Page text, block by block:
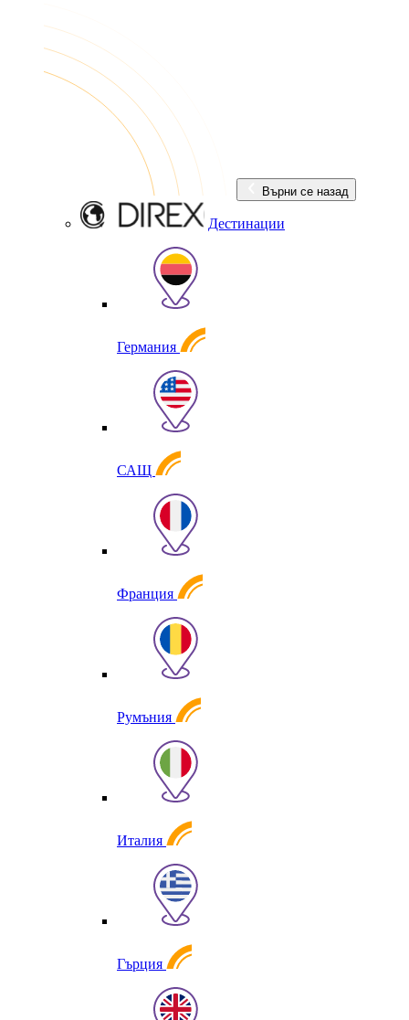
Върни се назад
Дестинации
Германия
САЩ
Франция
Румъния
Италия
Гърция